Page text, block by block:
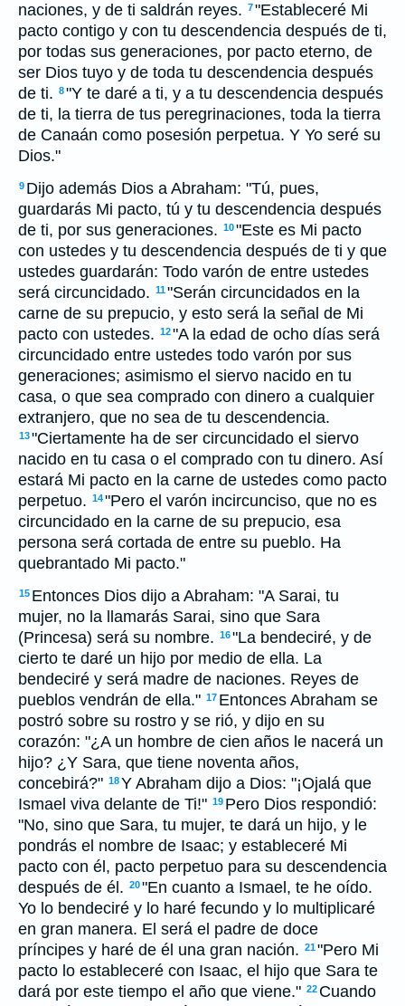
naciones, y de ti saldrán reyes. 7"Estableceré Mi
pacto contigo y con tu descendencia después de ti,
por todas sus generaciones, por pacto eterno, de
ser Dios tuyo y de toda tu descendencia después
de ti. 8"Y te daré a ti, y a tu descendencia después
de ti, la tierra de tus peregrinaciones, toda la tierra
de Canaán como posesión perpetua. Y Yo seré su
Dios."
9 Dijo además Dios a Abraham: "Tú, pues,
guardarás Mi pacto, tú y tu descendencia después
de ti, por sus generaciones. 10"Este es Mi pacto
con ustedes y tu descendencia después de ti y que
ustedes guardarán: Todo varón de entre ustedes
será circuncidado. 11"Serán circuncidados en la
carne de su prepucio, y esto será la señal de Mi
pacto con ustedes. 12"A la edad de ocho días será
circuncidado entre ustedes todo varón por sus
generaciones; asimismo el siervo nacido en tu
casa, o que sea comprado con dinero a cualquier
extranjero, que no sea de tu descendencia.
13"Ciertamente ha de ser circuncidado el siervo
nacido en tu casa o el comprado con tu dinero. Así
estará Mi pacto en la carne de ustedes como pacto
perpetuo. 14"Pero el varón incircunciso, que no es
circuncidado en la carne de su prepucio, esa
persona será cortada de entre su pueblo. Ha
quebrantado Mi pacto."
15 Entonces Dios dijo a Abraham: "A Sarai, tu
mujer, no la llamarás Sarai, sino que Sara
(Princesa) será su nombre. 16"La bendeciré, y de
cierto te daré un hijo por medio de ella. La
bendeciré y será madre de naciones. Reyes de
pueblos vendrán de ella." 17 Entonces Abraham se
postró sobre su rostro y se rió, y dijo en su
corazón: "¿A un hombre de cien años le nacerá un
hijo? ¿Y Sara, que tiene noventa años,
concebirá?" 18Y Abraham dijo a Dios: "¡Ojalá que
Ismael viva delante de Ti!" 19 Pero Dios respondió:
"No, sino que Sara, tu mujer, te dará un hijo, y le
pondrás el nombre de Isaac; y estableceré Mi
pacto con él, pacto perpetuo para su descendencia
después de él. 20"En cuanto a Ismael, te he oído.
Yo lo bendeciré y lo haré fecundo y lo multiplicaré
en gran manera. El será el padre de doce
príncipes y haré de él una gran nación. 21"Pero Mi
pacto lo estableceré con Isaac, el hijo que Sara te
dará por este tiempo el año que viene." 22 Cuando